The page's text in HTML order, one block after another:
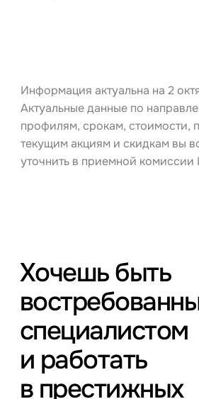
Информация актуальна на 2
Актуальные данные по
профилям, срокам, стоимости,
текущим акциям и скидкам вы
уточнить в приемной
Хочешь быть
специалистом
и работать
в престижных